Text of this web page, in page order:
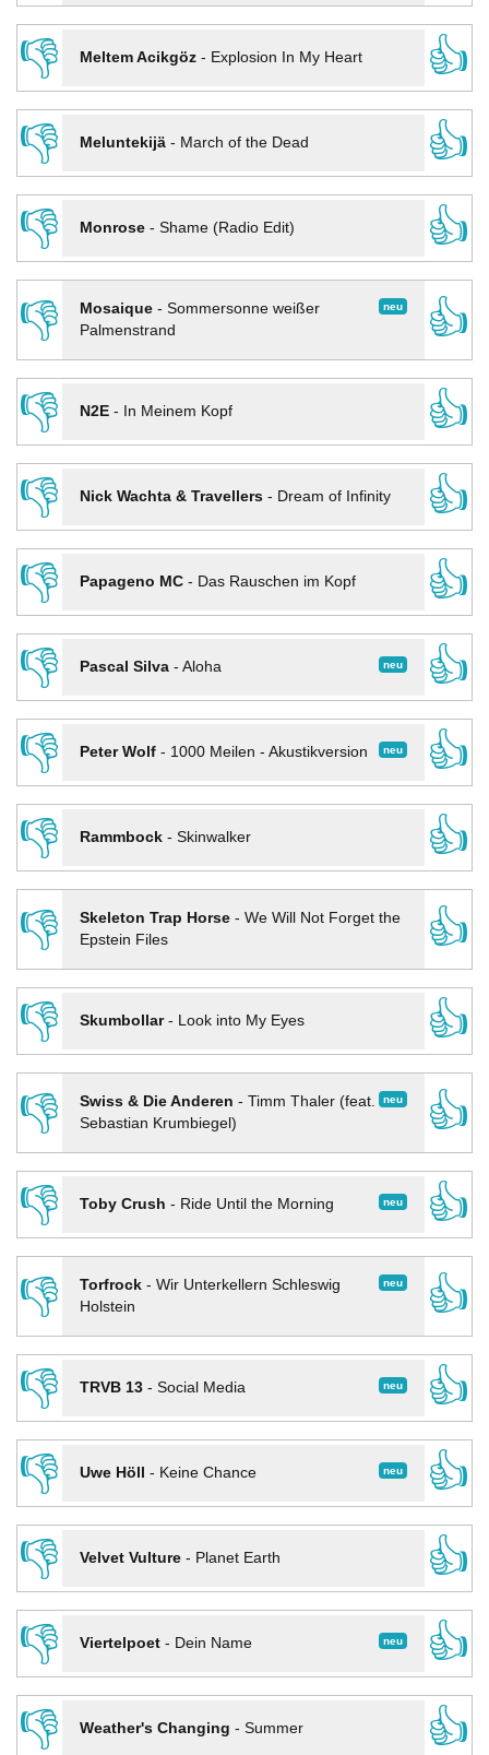
👎
Meltem Acikgöz- Explosion In My Heart
👍
👎
Meluntekijä- March of the Dead
👍
👎
Monrose- Shame (Radio Edit)
👍
👎
neu
Mosaique- Sommersonne weißer
Palmenstrand
👍
👎
N2E- In Meinem Kopf
👍
👎
Nick Wachta & Travellers- Dream of Infinity
👍
👎
Papageno MC- Das Rauschen im Kopf
👍
👎
neu
Pascal Silva- Aloha
👍
👎
neu
Peter Wolf- 1000 Meilen - Akustikversion
👍
👎
Rammbock- Skinwalker
👍
👎
Skeleton Trap Horse- We Will Not Forget the
Epstein Files
👍
👎
Skumbollar- Look into My Eyes
👍
👎
neu
Swiss & Die Anderen - Timm Thaler (feat.
Sebastian Krumbiegel)
👍
👎
neu
Toby Crush - Ride Until the Morning
👍
👎
neu
Torfrock- Wir Unterkellern Schleswig
Holstein
👍
👎
neu
TRVB 13- Social Media
👍
👎
neu
Uwe Höll - Keine Chance
👍
👎
Velvet Vulture- Planet Earth
👍
👎
neu
Viertelpoet- Dein Name
👍
👎
Weather's Changing - Summer
👍